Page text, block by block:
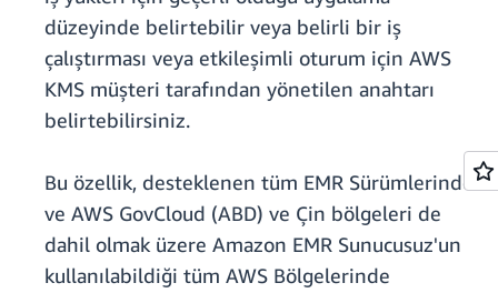
düzeyinde belirtebilir veya belirli bir iş
çalıştırması veya etkileşimli oturum için AWS
KMS müşteri tarafından yönetilen anahtarı
belirtebilirsiniz.
Bu özellik, desteklenen tüm EMR Sürümlerinde
ve AWS GovCloud (ABD) ve Çin bölgeleri de
dahil olmak üzere Amazon EMR Sunucusuz'un
kullanılabildiği tüm AWS Bölgelerinde